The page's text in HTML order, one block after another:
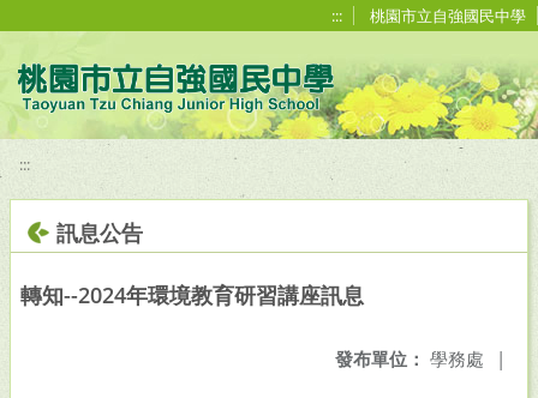
::: 桃園市立自強國民中學
:::
訊息公告
轉知--2024年環境教育研習講座訊息
發布單位： 學務處 |